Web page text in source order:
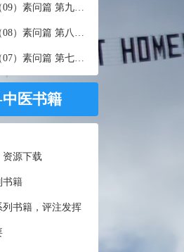
篇 第九篇 六节藏象论
篇 第八篇 灵兰秘典论
问篇 第七篇 阴阳别论
医书籍
资源下载
书籍
书籍，评注发挥